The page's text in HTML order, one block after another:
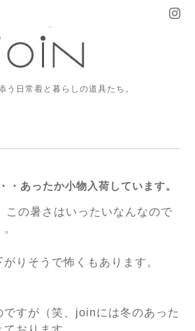
う日常着と暮らしの道具たち。
・あったか小物入荷しています。
この暑さはいったいなんなので
りそうで怖くもあります。
すが（笑、joinには冬のあった